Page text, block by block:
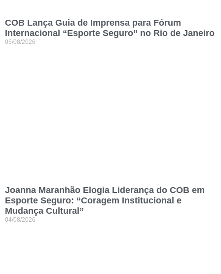
COB Lança Guia de Imprensa para Fórum
Internacional “Esporte Seguro” no Rio de Janeiro
05/08/2026
Joanna Maranhão Elogia Liderança do COB em
Esporte Seguro: “Coragem Institucional e
Mudança Cultural”
04/08/2026